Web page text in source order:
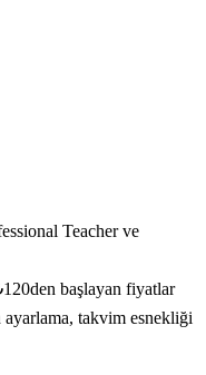
Teacher ve
başlayan fiyatlar
takvim esnekliği